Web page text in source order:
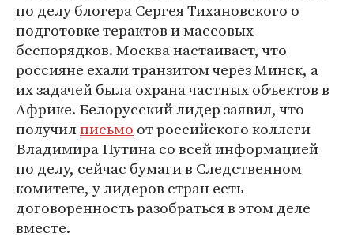
по делу блогера Сергея Тихановского о
подготовке терактов и массовых
беспорядков. Москва настаивает, что
россияне ехали транзитом через Минск, а
их задачей была охрана частных объектов в
Африке. Белорусский лидер заявил, что
получилписьмо от российского коллеги
Владимира Путина со всей информацией
по делу, сейчас бумаги в Следственном
комитете, у лидеров стран есть
договоренность разобраться в этом деле
вместе.